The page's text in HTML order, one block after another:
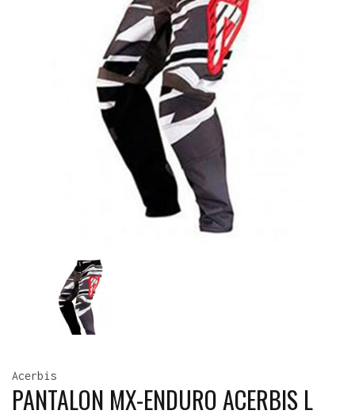
Acerbis
PANTALON MX-ENDURO ACERBIS L